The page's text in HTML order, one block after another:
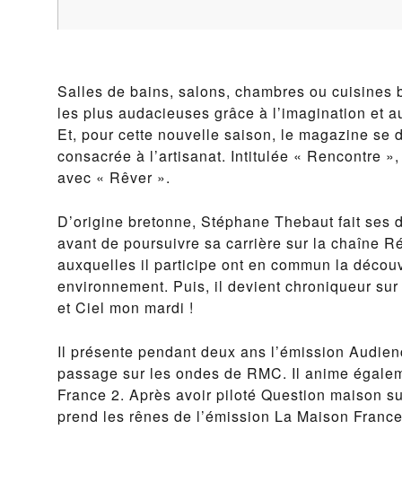
Salles de bains, salons, chambres ou cuisines
les plus audacieuses grâce à l’imagination et
Et, pour cette nouvelle saison, le magazine se
consacrée à l’artisanat. Intitulée « Rencontre
avec « Rêver ».
D’origine bretonne, Stéphane Thebaut fait ses
avant de poursuivre sa carrière sur la chaîne
auxquelles il participe ont en commun la
environnement. Puis, il devient chroniqueur
et Ciel mon mardi !
Il présente pendant deux ans l’émission
passage sur les ondes de RMC. Il anime
France 2. Après avoir piloté Question maison
prend les rênes de l’émission La Maison